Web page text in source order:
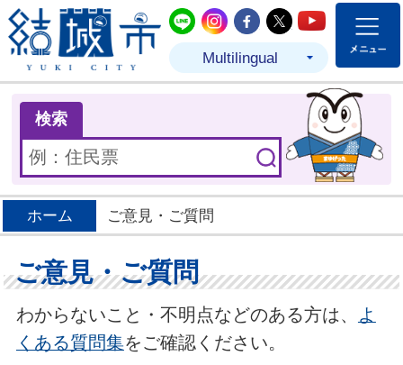
結城市公式LINE
結城市公式Instagram
結城市公式
結城市公式
結城市
Multilingual
検索
ホーム ご意見・ご質問
ご意見・ご質問
わからないこと・不明点などのある方は、 よ
くある質問集をご確認ください。